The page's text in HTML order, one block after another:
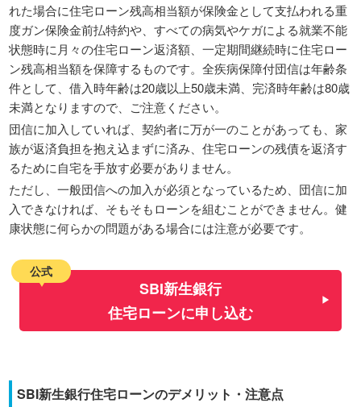
れた場合に住宅ローン残高相当額が保険金として支払われる重
度ガン保険金前払特約や、すべての病気やケガによる就業不能
状態時に月々の住宅ローン返済額、一定期間継続時に住宅ロー
ン残高相当額を保障するものです。全疾病保障付団信は年齢条
件として、借入時年齢は20歳以上50歳未満、完済時年齢は80歳
未満となりますので、ご注意ください。
団信に加入していれば、契約者に万が一のことがあっても、家
族が返済負担を抱え込まずに済み、住宅ローンの残債を返済す
るために自宅を手放す必要がありません。
ただし、一般団信への加入が必須となっているため、団信に加
入できなければ、そもそもローンを組むことができません。健
康状態に何らかの問題がある場合には注意が必要です。
公式
SBI新生銀行
住宅ローンに申し込む
SBI新生銀行住宅ローンのデメリット・注意点